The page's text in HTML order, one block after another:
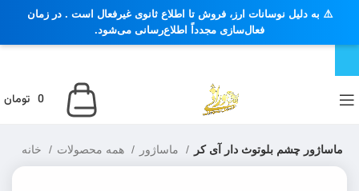
0 تومان
همه محصولات ماساژور چشم بلوتوث دار آی کر
⚠️ به دلیل نوسانات ارز، فروش تا اطلاع ثانوی غیرفعال است . در زمان
فعال‌سازی مجدداً اطلاع‌رسانی می‌شود.